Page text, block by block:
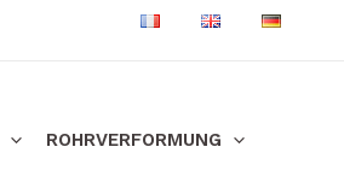
ROHRVERFORMUNG